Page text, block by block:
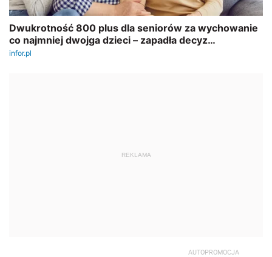
REKLAMA
AUTOPROMOCJA